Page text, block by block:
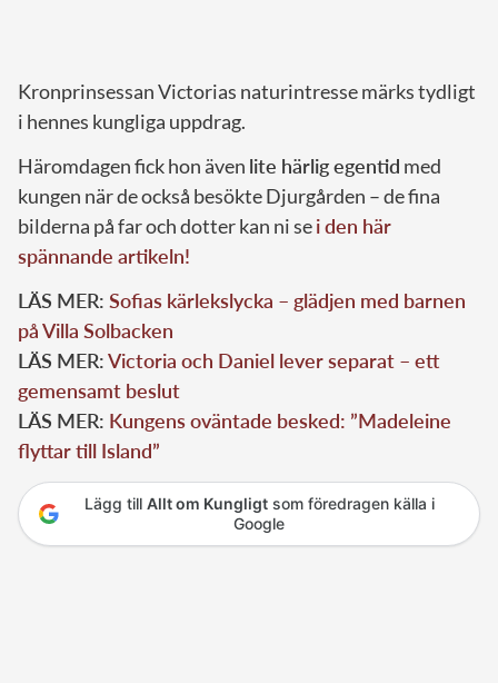
Kronprinsessan Victorias naturintresse märks tydligt
i hennes kungliga uppdrag.
Häromdagen fick hon även lite härlig egentid med
kungen när de också besökte Djurgården – de fina
bilderna på far och dotter kan ni sei den här
spännande artikeln!
LÄS MER: Sofias kärlekslycka – glädjen med barnen
på Villa Solbacken
LÄS MER:Victoria och Daniel lever separat – ett
gemensamt beslut
LÄS MER: Kungens oväntade besked: ”Madeleine
flyttar till Island”
Lägg till Allt om Kungligtsom föredragen källa i
Google